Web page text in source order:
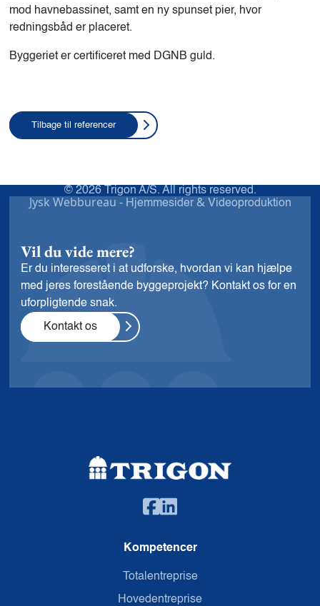
mod havnebassinet, samt en ny spunset pier, hvor
redningsbåd er placeret.
Byggeriet er certificeret med DGNB guld.
Tilbage til referencer
Vil du vide mere?
Er du interesseret i at udforske, hvordan vi kan hjælpe
med jeres forestående byggeprojekt? Kontakt os for en
uforpligtende snak.
Kontakt os
Kompetencer
Totalentreprise
Hovedentreprise
© 2026 Trigon A/S. All rights reserved.
Jysk Webbureau - Hjemmesider & Videoproduktion